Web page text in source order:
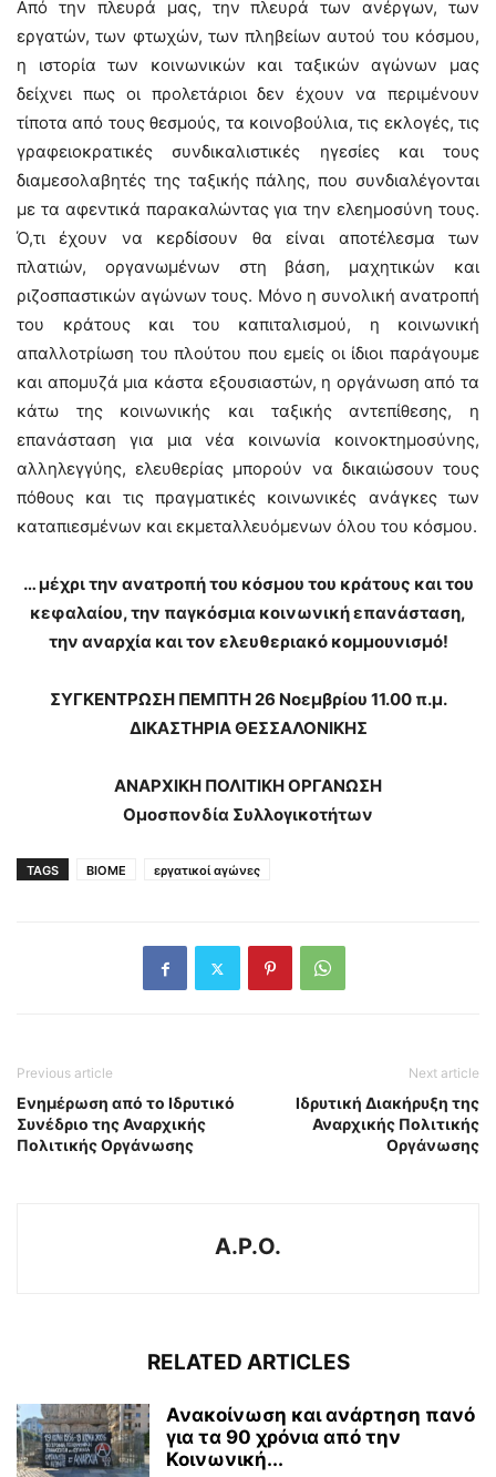
Από την πλευρά μας, την πλευρά των ανέργων, των
εργατών, των φτωχών, των πληβείων αυτού του κόσμου,
η ιστορία των κοινωνικών και ταξικών αγώνων μας
δείχνει πως οι προλετάριοι δεν έχουν να περιμένουν
τίποτα από τους θεσμούς, τα κοινοβούλια, τις εκλογές, τις
γραφειοκρατικές συνδικαλιστικές ηγεσίες και τους
διαμεσολαβητές της ταξικής πάλης, που συνδιαλέγονται
με τα αφεντικά παρακαλώντας για την ελεημοσύνη τους.
Ό,τι έχουν να κερδίσουν θα είναι αποτέλεσμα των
πλατιών, οργανωμένων στη βάση, μαχητικών και
ριζοσπαστικών αγώνων τους. Μόνο η συνολική ανατροπή
του κράτους και του καπιταλισμού, η κοινωνική
απαλλοτρίωση του πλούτου που εμείς οι ίδιοι παράγουμε
και απομυζά μια κάστα εξουσιαστών, η οργάνωση από τα
κάτω της κοινωνικής και ταξικής αντεπίθεσης, η
επανάσταση για μια νέα κοινωνία κοινοκτημοσύνης,
αλληλεγγύης, ελευθερίας μπορούν να δικαιώσουν τους
πόθους και τις πραγματικές κοινωνικές ανάγκες των
καταπιεσμένων και εκμεταλλευόμενων όλου του κόσμου.
… μέχρι την ανατροπή του κόσμου του κράτους και του
κεφαλαίου, την παγκόσμια κοινωνική επανάσταση,
την αναρχία και τον ελευθεριακό κομμουνισμό!
ΣΥΓΚΕΝΤΡΩΣΗ ΠΕΜΠΤΗ 26 Νοεμβρίου 11.00 π.μ.
ΔΙΚΑΣΤΗΡΙΑ ΘΕΣΣΑΛΟΝΙΚΗΣ
ΑΝΑΡΧΙΚΗ ΠΟΛΙΤΙΚΗ ΟΡΓΑΝΩΣΗ
Ομοσπονδία Συλλογικοτήτων
TAGS ΒΙΟΜΕ εργατικοί αγώνες
Previous article
Ενημέρωση από το Ιδρυτικό
Συνέδριο της Αναρχικής
Πολιτικής Οργάνωσης
Next article
Ιδρυτική Διακήρυξη της
Αναρχικής Πολιτικής
Οργάνωσης
A.P.O.
RELATED ARTICLES
Ανακοίνωση και ανάρτηση πανό
για τα 90 χρόνια από την
Κοινωνική...